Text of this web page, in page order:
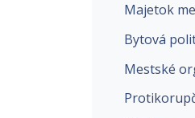
Majetok
Bytová
Mestské